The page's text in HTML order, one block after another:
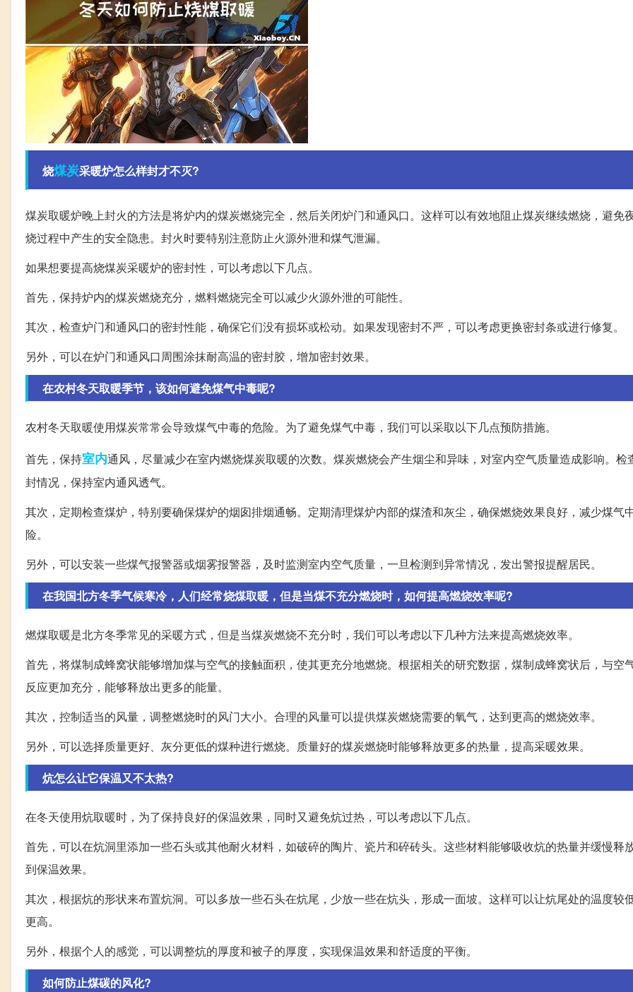
烧煤炭采暖炉怎么样封才不灭?
煤炭取暖炉晚上封火的方法是将炉内的煤炭燃烧完全，然后关闭炉门和通风口。这样可以有效地阻止煤炭继续燃烧，避免
烧过程中产生的安全隐患。封火时要特别注意防止火源外泄和煤气泄漏。
如果想要提高烧煤炭采暖炉的密封性，可以考虑以下几点。
首先，保持炉内的煤炭燃烧充分，燃料燃烧完全可以减少火源外泄的可能性。
其次，检查炉门和通风口的密封性能，确保它们没有损坏或松动。如果发现密封不严，可以考虑更换密封条或进行修复。
另外，可以在炉门和通风口周围涂抹耐高温的密封胶，增加密封效果。
在农村冬天取暖季节，该如何避免煤气中毒呢?
农村冬天取暖使用煤炭常常会导致煤气中毒的危险。为了避免煤气中毒，我们可以采取以下几点预防措施。
首先，保持室内通风，尽量减少在室内燃烧煤炭取暖的次数。煤炭燃烧会产生烟尘和异味，对室内空气质量造成影响。检
封情况，保持室内通风透气。
其次，定期检查煤炉，特别要确保煤炉的烟囱排烟通畅。定期清理煤炉内部的煤渣和灰尘，确保燃烧效果良好，减少煤气
险。
另外，可以安装一些煤气报警器或烟雾报警器，及时监测室内空气质量，一旦检测到异常情况，发出警报提醒居民。
在我国北方冬季气候寒冷，人们经常烧煤取暖，但是当煤不充分燃烧时，如何提高燃烧效率呢?
燃煤取暖是北方冬季常见的采暖方式，但是当煤炭燃烧不充分时，我们可以考虑以下几种方法来提高燃烧效率。
首先，将煤制成蜂窝状能够增加煤与空气的接触面积，使其更充分地燃烧。根据相关的研究数据，煤制成蜂窝状后，与空
反应更加充分，能够释放出更多的能量。
其次，控制适当的风量，调整燃烧时的风门大小。合理的风量可以提供煤炭燃烧需要的氧气，达到更高的燃烧效率。
另外，可以选择质量更好、灰分更低的煤种进行燃烧。质量好的煤炭燃烧时能够释放更多的热量，提高采暖效果。
炕怎么让它保温又不太热?
在冬天使用炕取暖时，为了保持良好的保温效果，同时又避免炕过热，可以考虑以下几点。
首先，可以在炕洞里添加一些石头或其他耐火材料，如破碎的陶片、瓷片和碎砖头。这些材料能够吸收炕的热量并缓慢释
到保温效果。
其次，根据炕的形状来布置炕洞。可以多放一些石头在炕尾，少放一些在炕头，形成一面坡。这样可以让炕尾处的温度较
更高。
另外，根据个人的感觉，可以调整炕的厚度和被子的厚度，实现保温效果和舒适度的平衡。
如何防止煤碳的风化?